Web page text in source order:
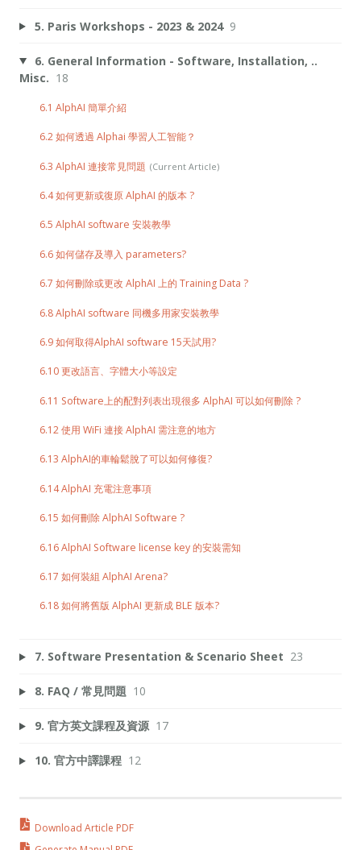
5. Paris Workshops - 2023 & 2024 9
6. General Information - Software, Installation, ..
Misc. 18
6.1 AlphAI 簡單介紹
6.2 如何透過 Alphai 學習人工智能？
6.3 AlphAI 連接常見問題
6.4 如何更新或復原 AlphAI 的版本 ?
6.5 AlphAI software 安裝教學
6.6 如何儲存及導入 parameters?
6.7 如何刪除或更改 AlphAI 上的 Training Data ?
6.8 AlphAI software 同機多用家安裝教學
6.9 如何取得AlphAI software 15天試用?
6.10 更改語言、字體大小等設定
6.11 Software上的配對列表出現很多 AlphAI 可以如何刪除 ?
6.12 使用 WiFi 連接 AlphAI 需注意的地方
6.13 AlphAI的車輪鬆脫了可以如何修復?
6.14 AlphAI 充電注意事項
6.15 如何刪除 AlphAI Software ?
6.16 AlphAI Software license key 的安裝需知
6.17 如何裝組 AlphAI Arena?
6.18 如何將舊版 AlphAI 更新成 BLE 版本?
7. Software Presentation & Scenario Sheet 23
8. FAQ / 常見問題 10
9. 官方英文課程及資源 17
10. 官方中譯課程 12
Download Article PDF